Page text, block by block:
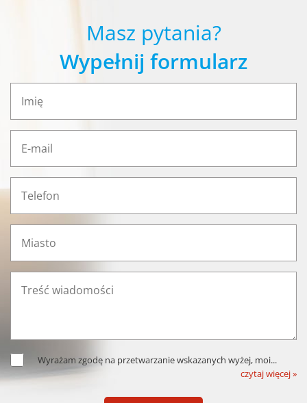
Masz pytania?
Wypełnij formularz
Wyrażam zgodę na przetwarzanie wskazanych wyżej, moi...
czytaj więcej »